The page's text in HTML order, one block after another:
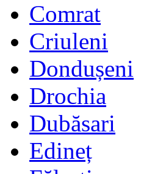
Comrat
Criuleni
Dondușeni
Drochia
Dubăsari
Edineț